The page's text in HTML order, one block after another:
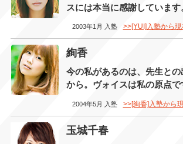
スには本当に感謝しています
2003年1月 入塾 >>[YUI]入塾から
絢香
今の私があるのは、先生と
から。ヴォイスは私の原点で
2004年5月 入塾 >>[絢香]入塾から
玉城千春